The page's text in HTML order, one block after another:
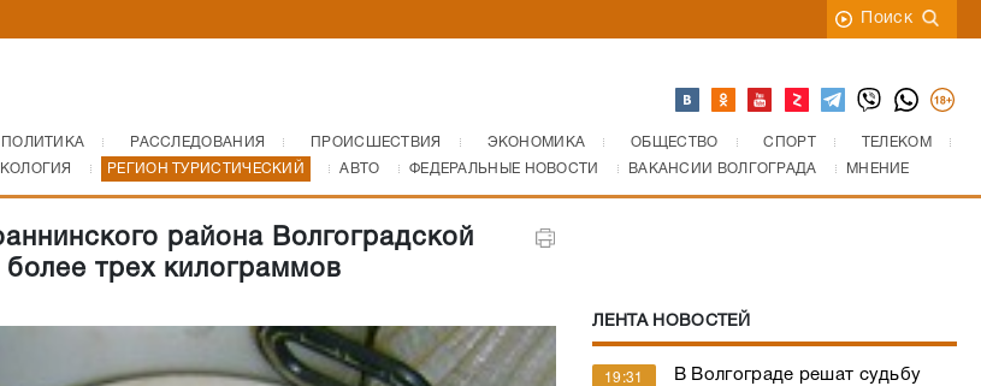
Поиск
ПОЛИТИКА РАССЛЕДОВАНИЯ ПРОИСШЕСТВИЯ ЭКОНОМИКА ОБЩЕСТВО СПОРТ
ТЕЛЕКОМ
РЕГИОН ТУРИСТИЧЕСКИЙ АВТО ФЕДЕРАЛЬНЫЕ НОВОСТИ ВАКАНСИИ ВОЛГОГРАДА МНЕНИЕ
района Волгоградской
более трех килограммов
ЛЕНТА НОВОСТЕЙ
19:31
В Волгограде решат судьбу